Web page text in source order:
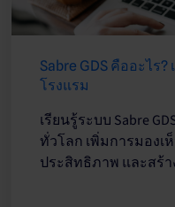
Sabre GDS คืออะไร
โรงแรม
เรียนรู้ระบบ Sabre
ทั่วโลก เพิ่มการมองเ
ประสิทธิภาพ และสร้า